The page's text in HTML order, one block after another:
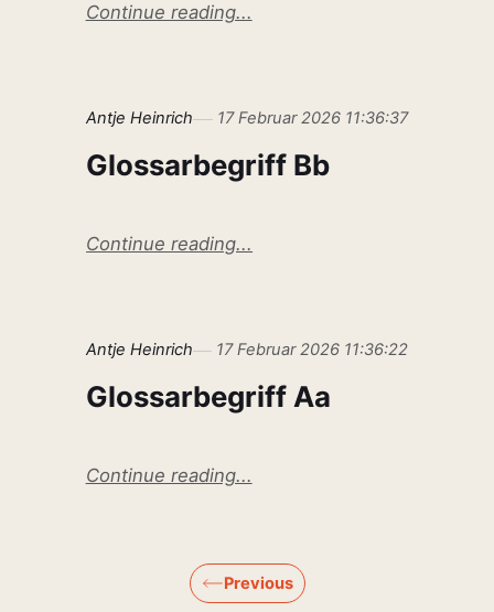
Continue reading...
Antje Heinrich 17 Februar 2026 11:36:37
Glossarbegriff Bb
Continue reading...
Antje Heinrich 17 Februar 2026 11:36:22
Glossarbegriff Aa
Continue reading...
Previous